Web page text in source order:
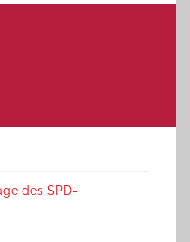
des SPD-